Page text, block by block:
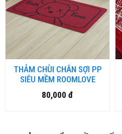
THẢM CHÙI CHÂN SỢI PP
SIÊU MỀM ROOMLOVE
80,000 đ